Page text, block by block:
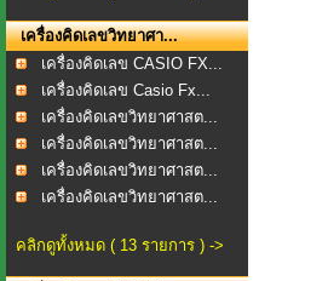
เครื่องคิดเลขวิทยาศา...
เครื่องคิดเลข CASIO FX...
เครื่องคิดเลข Casio Fx...
เครื่องคิดเลขวิทยาศาสต...
เครื่องคิดเลขวิทยาศาสต...
เครื่องคิดเลขวิทยาศาสต...
เครื่องคิดเลขวิทยาศาสต...
คลิกดูทั้งหมด ( 13 รายการ ) ->